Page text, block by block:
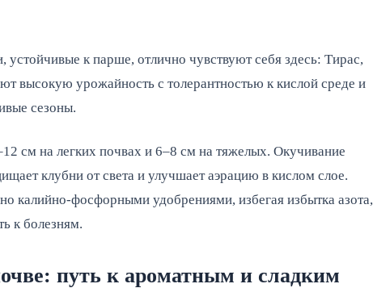
устойчивые к парше, отлично чувствуют себя здесь: Тирас,
высокую урожайность с толерантностью к кислой среде и
сезоны.
см на легких почвах и 6–8 см на тяжелых. Окучивание
клубни от света и улучшает аэрацию в кислом слое.
калийно-фосфорными удобрениями, избегая избытка азота,
к болезням.
путь к ароматным и сладким